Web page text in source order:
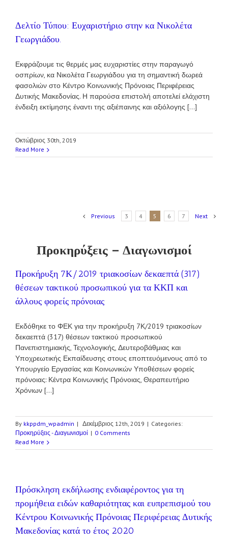
Δελτίο Τύπου: Ευχαριστήριο στην κα Νικολέτα
Γεωργιάδου.
Εκφράζουμε τις θερμές μας ευχαριστίες στην παραγωγό
οσπρίων, κα Νικολέτα Γεωργιάδου για τη σημαντική δωρεά
φασολιών στο Κέντρο Κοινωνικής Πρόνοιας Περιφέρειας
Δυτικής Μακεδονίας. Η παρούσα επιστολή αποτελεί ελάχιστη
ένδειξη εκτίμησης έναντι της αξιέπαινης και αξιόλογης [...]
Οκτώβριος 30th, 2019
Read More
Previous 3 4 5 6 7 Next
Προκηρύξεις – Διαγωνισμοί
Προκήρυξη 7Κ/2019 τριακοσίων δεκαεπτά (317)
θέσεων τακτικού προσωπικού για τα ΚΚΠ και
άλλους φορείς πρόνοιας
Εκδόθηκε το ΦΕΚ για την προκήρυξη 7Κ/2019 τριακοσίων
δεκαεπτά (317) θέσεων τακτικού προσωπικού
Πανεπιστημιακής, Τεχνολογικής, Δευτεροβάθμιας και
Υποχρεωτικής Εκπαίδευσης στους εποπτευόμενους από το
Υπουργείο Εργασίας και Κοινωνικών Υποθέσεων φορείς
πρόνοιας: Κέντρα Κοινωνικής Πρόνοιας, Θεραπευτήριο
Χρόνιων [...]
By kkppdm_wpadmin | Δεκέμβριος 12th, 2019 | Categories:
Προκηρύξεις - Διαγωνισμοί | 0 Comments
Read More
Πρόσκληση εκδήλωσης ενδιαφέροντος για τη
προμήθεια ειδών καθαριότητας και ευπρεπισμού του
Κέντρου Κοινωνικής Πρόνοιας Περιφέρειας Δυτικής
Μακεδονίας κατά το έτος 2020